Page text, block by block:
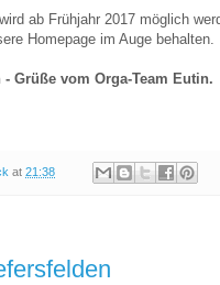
ab Frühjahr 2017 möglich
Homepage im Auge behalten.
Grüße vom Orga-Team Eutin.
at 21:38